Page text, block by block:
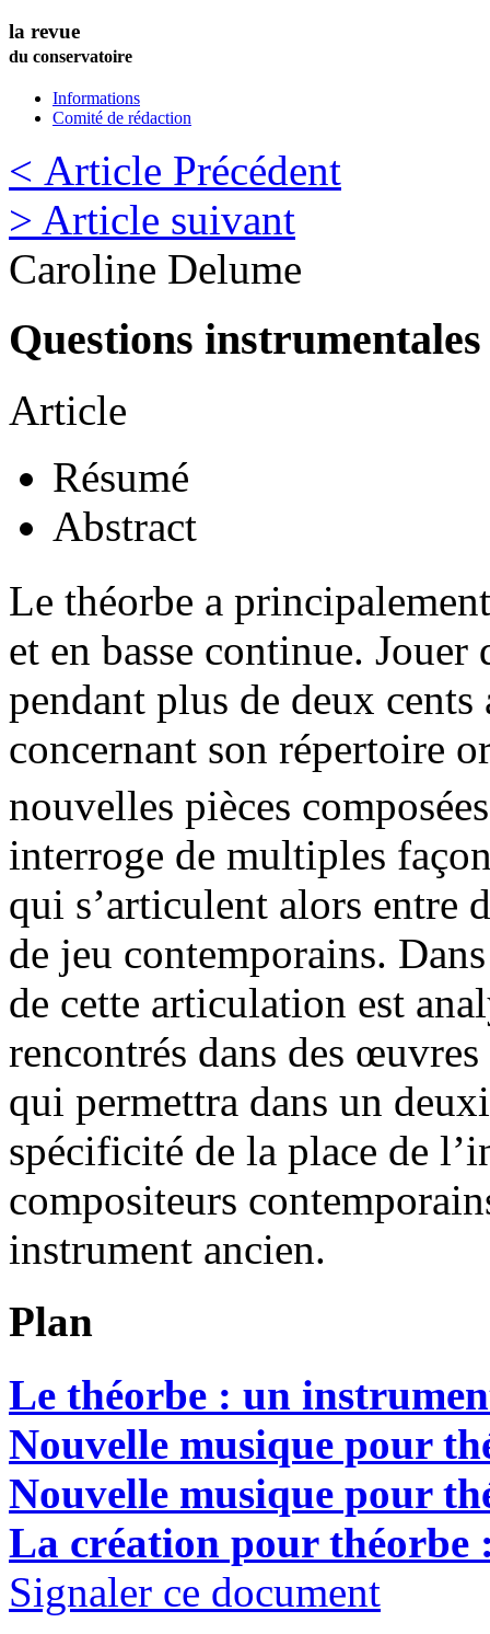
la revue
du conservatoire
Informations
Comité de rédaction
< Article Précédent
> Article suivant
Caroline Delume
Questions
Article
Résumé
Abstract
Le théorbe a
et en basse continue.
pendant plus de deux cents
concernant son répertoire
nouvelles pièces
interroge de multiples
qui s’articulent alors entre
de jeu contemporains.
de cette articulation est
rencontrés dans des
qui permettra dans un
spécificité de la place de
compositeurs
instrument ancien.
Plan
Le théorbe : un
Nouvelle musique pour
Nouvelle musique pour
La création pour théorbe
Signaler ce document